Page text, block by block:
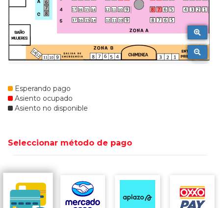
Esperando pago
Asiento ocupado
Asiento no disponible
Seleccionar método de pago